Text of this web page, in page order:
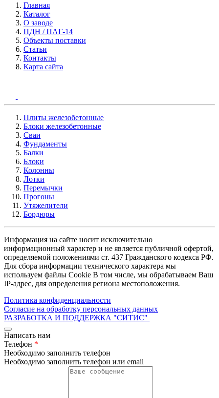
Главная
Каталог
О заводе
ПДН / ПАГ-14
Объекты поставки
Статьи
Контакты
Карта сайта
Плиты железобетонные
Блоки железобетонные
Сваи
Фундаменты
Балки
Блоки
Колонны
Лотки
Перемычки
Прогоны
Утяжелители
Бордюры
Информация на сайте носит исключительно
информационный характер и не является публичной офертой,
определяемой положениями ст. 437 Гражданского кодекса РФ.
Для сбора информации технического характера мы
используем файлы Cookie В том числе, мы обрабатываем Ваш
IP-адрес, для определения региона местоположения.
Политика конфиденциальности
Согласие на обработку персональных данных
РАЗРАБОТКА И ПОДДЕРЖКА "СИТИС"
Написать нам
Телефон *
Необходимо заполнить телефон
Необходимо заполнить телефон или email